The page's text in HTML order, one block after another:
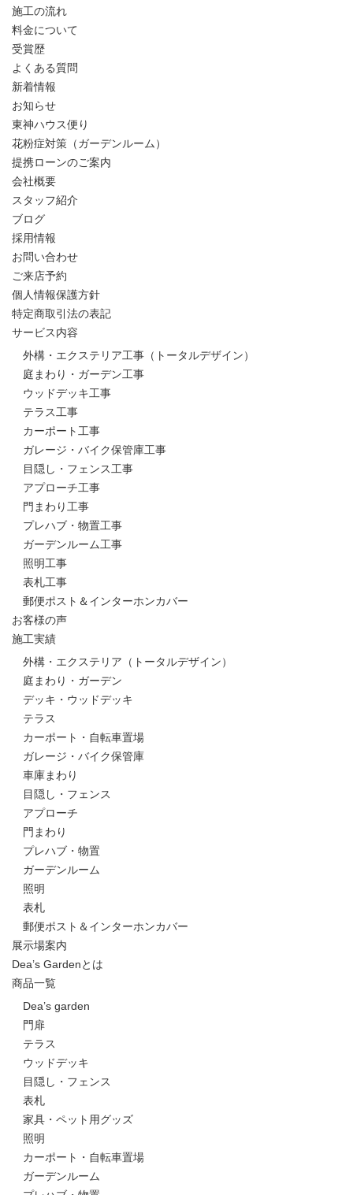
施工の流れ
料金について
受賞歴
よくある質問
新着情報
お知らせ
東神ハウス便り
花粉症対策（ガーデンルーム）
提携ローンのご案内
会社概要
スタッフ紹介
ブログ
採用情報
お問い合わせ
ご来店予約
個人情報保護方針
特定商取引法の表記
サービス内容
外構・エクステリア工事（トータルデザイン）
庭まわり・ガーデン工事
ウッドデッキ工事
テラス工事
カーポート工事
ガレージ・バイク保管庫工事
目隠し・フェンス工事
アプローチ工事
門まわり工事
プレハブ・物置工事
ガーデンルーム工事
照明工事
表札工事
郵便ポスト＆インターホンカバー
お客様の声
施工実績
外構・エクステリア（トータルデザイン）
庭まわり・ガーデン
デッキ・ウッドデッキ
テラス
カーポート・自転車置場
ガレージ・バイク保管庫
車庫まわり
目隠し・フェンス
アプローチ
門まわり
プレハブ・物置
ガーデンルーム
照明
表札
郵便ポスト＆インターホンカバー
展示場案内
Dea’s Gardenとは
商品一覧
Dea’s garden
門扉
テラス
ウッドデッキ
目隠し・フェンス
表札
家具・ペット用グッズ
照明
カーポート・自転車置場
ガーデンルーム